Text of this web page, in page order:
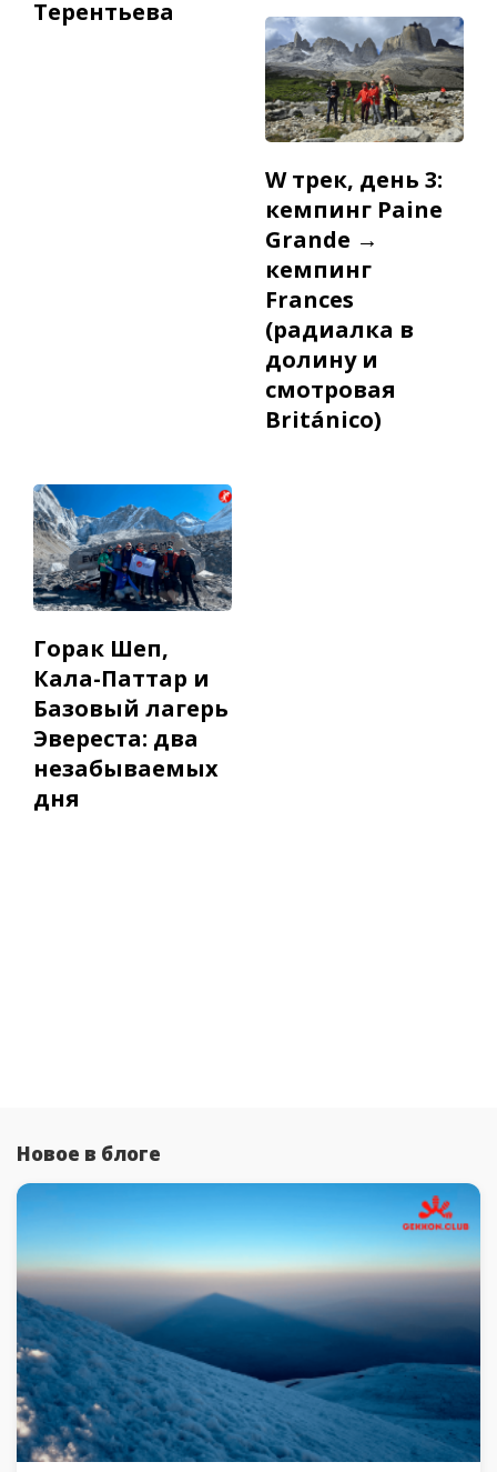
Терентьева
W трек, день 3:
кемпинг Paine
Grande →
кемпинг
Frances
(радиалка в
долину и
смотровая
Británico)
Горак Шеп,
Кала-Паттар и
Базовый лагерь
Эвереста: два
незабываемых
дня
Новое в блоге